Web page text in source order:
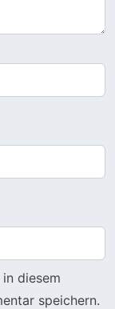
diesem
speichern.